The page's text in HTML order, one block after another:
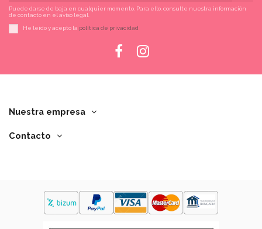
Puede darse de baja en cualquier momento. Para ello, consulte nuestra información
de contacto en el aviso legal.
He leído y acepto la política de privacidad
Nuestra empresa
Contacto